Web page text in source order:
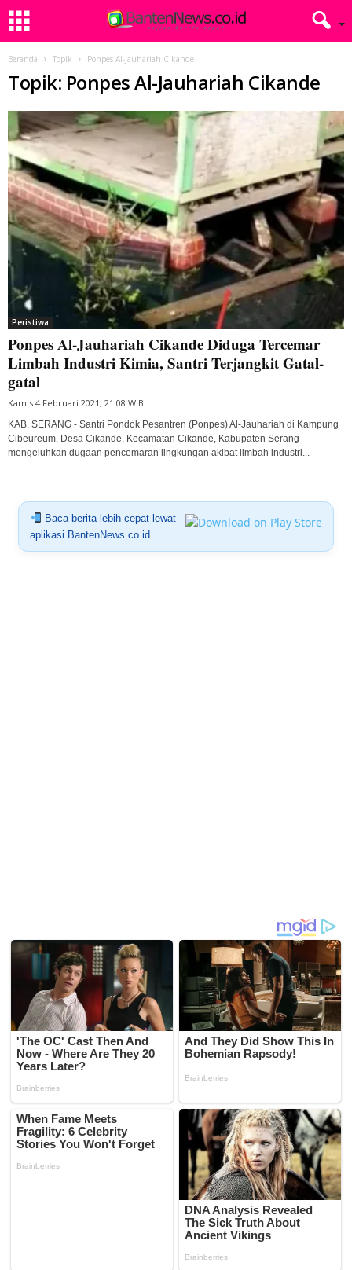
Beranda Topik Ponpes Al-Jauhariah Cikande
Topik: Ponpes Al-Jauhariah Cikande
Peristiwa
Ponpes Al-Jauhariah Cikande Diduga Tercemar
Limbah Industri Kimia, Santri Terjangkit Gatal-
gatal
Kamis 4 Februari 2021, 21:08 WIB
KAB. SERANG - Santri Pondok Pesantren (Ponpes) Al-Jauhariah di Kampung
Cibeureum, Desa Cikande, Kecamatan Cikande, Kabupaten Serang
mengeluhkan dugaan pencemaran lingkungan akibat limbah industri...
Baca berita lebih cepat lewat
aplikasi BantenNews.co.id